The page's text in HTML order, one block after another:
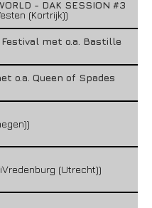
- DAK SESSION #3
(Kortrijk))
met o.a. Bastille
o.a. Queen of Spades
(Utrecht))